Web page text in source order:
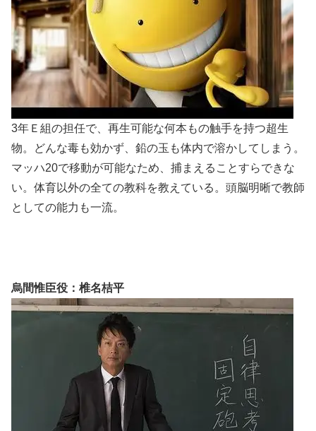
3年Ｅ組の担任で、再生可能な何本もの触手を持つ超生
物。どんな毒も効かず、鉛の玉も体内で溶かしてしまう。
マッハ20で移動が可能なため、捕まえることすらできな
い。体育以外の全ての教科を教えている。頭脳明晰で教師
としての能力も一流。
烏間惟臣役：椎名桔平